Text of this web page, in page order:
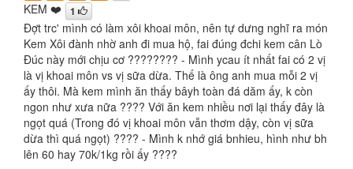
KEM ❤️ 1
Đợt trc' mình có làm xôi khoai môn, nên tự dưng nghĩ ra món
Kem Xôi đành nhờ anh đi mua hộ, fai đúng đchi kem cân Lò
Đúc này mới chịu cơ ???????? - Mình ycau ít nhất fai có 2 vị
là vị khoai môn vs vị sữa dừa. Thế là ông anh mua mỗi 2 vị
ấy thôi. Mà kem mình ăn thấy bâyh toàn đá dăm ấy, k còn
ngon như xưa nữa ???? Với ăn kem nhiều nơi lại thấy đây là
ngọt quá (Trong đó vị khoai môn vẫn thơm dậy, còn vị sữa
dừa thì quá ngọt) ???? - Mình k nhớ giá bnhieu, hình như bh
lên 60 hay 70k/1kg rồi ấy ????